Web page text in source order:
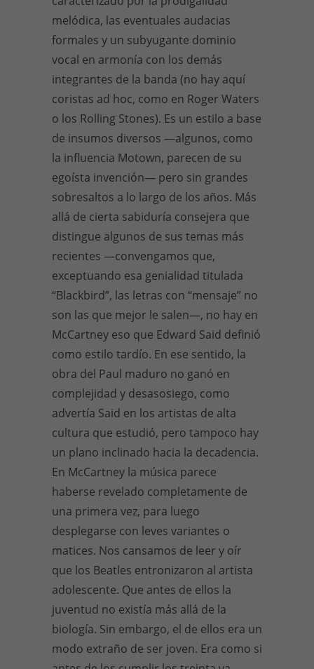
melódica, las eventuales audacias
formales y un subyugante dominio
vocal en armonía con los demás
integrantes de la banda (no hay aquí
coristas ad hoc, como en Roger Waters
o los Rolling Stones). Es un estilo a base
de insumos diversos —algunos, como
la influencia Motown, parecen de su
egoísta invención— pero sin grandes
sobresaltos a lo largo de los años. Más
allá de cierta sabiduría consejera que
distingue algunos de sus temas más
recientes —convengamos que,
exceptuando esa genialidad titulada
“Blackbird”, las letras con “mensaje” no
son las que mejor le salen—, no hay en
McCartney eso que Edward Said definió
como estilo tardío. En ese sentido, la
obra del Paul maduro no ganó en
complejidad y desasosiego, como
advertía Said en los artistas de alta
cultura que estudió, pero tampoco hay
un plano inclinado hacia la decadencia.
En McCartney la música parece
haberse revelado completamente de
una primera vez, para luego
desplegarse con leves variantes o
matices. Nos cansamos de leer y oír
que los Beatles entronizaron al artista
adolescente. Que antes de ellos la
juventud no existía más allá de la
biología. Sin embargo, el de ellos era un
modo extraño de ser joven. Era como si